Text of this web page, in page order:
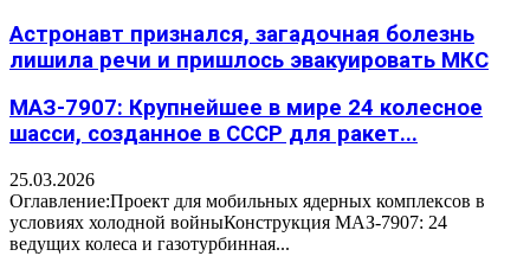
Астронавт признался, загадочная болезнь
лишила речи и пришлось эвакуировать МКС
МАЗ-7907: Крупнейшее в мире 24 колесное
шасси, созданное в СССР для ракет...
25.03.2026
Оглавление:Проект для мобильных ядерных комплексов в
условиях холодной войныКонструкция МАЗ-7907: 24
ведущих колеса и газотурбинная...